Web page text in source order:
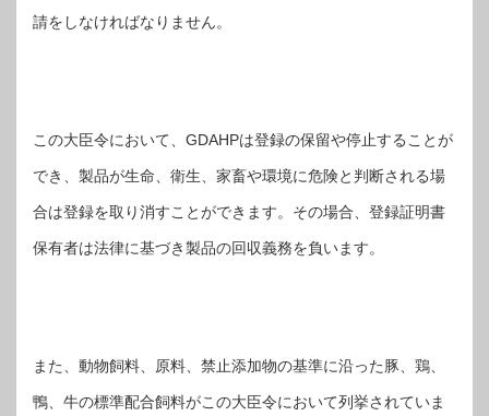
請をしなければなりません。
この大臣令において、GDAHPは登録の保留や停止することが
でき、製品が生命、衛生、家畜や環境に危険と判断される場
合は登録を取り消すことができます。その場合、登録証明書
保有者は法律に基づき製品の回収義務を負います。
また、動物飼料、原料、禁止添加物の基準に沿った豚、鶏、
鴨、牛の標準配合飼料がこの大臣令において列挙されていま